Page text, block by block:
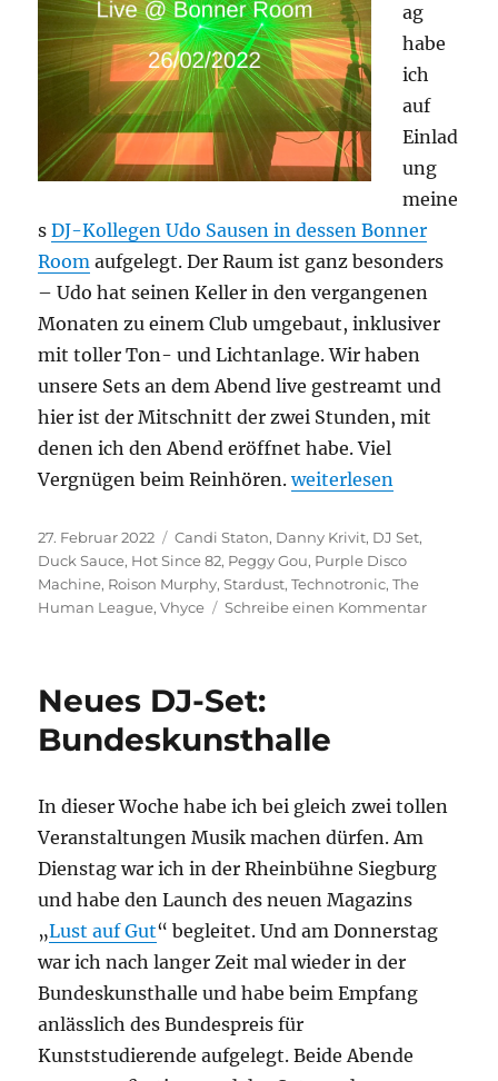
ag
habe
ich
auf
Einlad
ung
meine
sDJ-Kollegen Udo Sausen in dessen Bonner
Room aufgelegt. Der Raum ist ganz besonders
– Udo hat seinen Keller in den vergangenen
Monaten zu einem Club umgebaut, inklusiver
mit toller Ton- und Lichtanlage. Wir haben
unsere Sets an dem Abend live gestreamt und
hier ist der Mitschnitt der zwei Stunden, mit
denen ich den Abend eröffnet habe. Viel
Vergnügen beim Reinhören.„Neues DJ-Set:
weiterlesen
Veröffentlicht
am
27. Februar 2022 Kategorien
Candi Staton, Danny Krivit, DJ Set,
Duck Sauce, Hot Since 82, Peggy Gou, Purple Disco
Machine, Roison Murphy,Stardust,Technotronic,The
Human League,Vhyce Schreibe einen Kommentarzu
Neues DJ-Set:
Bundeskunsthalle
In dieser Woche habe ich bei gleich zwei tollen
Veranstaltungen Musik machen dürfen. Am
Dienstag war ich in der Rheinbühne Siegburg
und habe den Launch des neuen Magazins
„Lust auf Gut“ begleitet. Und am Donnerstag
war ich nach langer Zeit mal wieder in der
Bundeskunsthalle und habe beim Empfang
anlässlich des Bundespreis für
Kunststudierende aufgelegt. Beide Abende